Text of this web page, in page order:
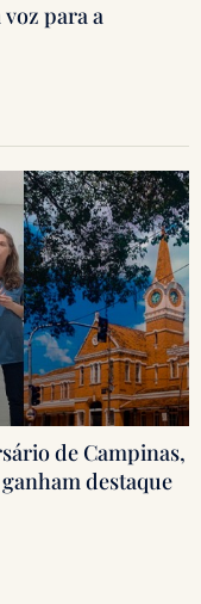
para a
de Campinas,
destaque